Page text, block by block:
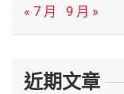
« 7 月
9 月 »
近期文章